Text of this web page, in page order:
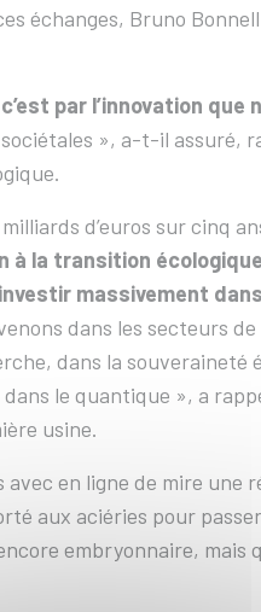
échanges, Bruno
c’est par l’innovation
», a-t-il assuré,
d’euros sur cinq
à la transition écologique
massivement
dans les secteurs
dans la souveraineté
le quantique », a
usine.
en ligne de mire une
aux aciéries pour
embryonnaire,